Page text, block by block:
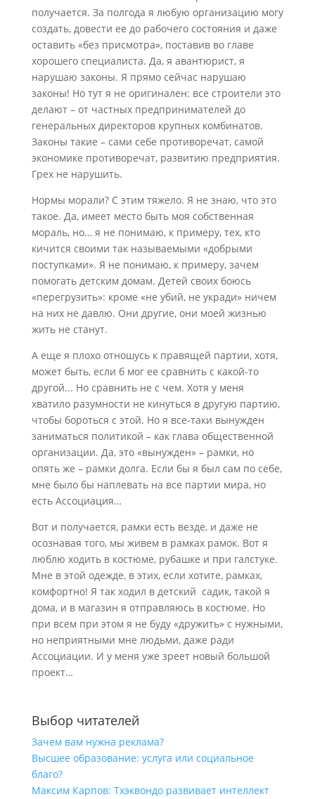
получается. За полгода я любую организацию могу
создать, довести ее до рабочего состояния и даже
оставить «без присмотра», поставив во главе
хорошего специалиста. Да, я авантюрист, я
нарушаю законы. Я прямо сейчас нарушаю
законы! Но тут я не оригинален: все строители это
делают – от частных предпринимателей до
генеральных директоров крупных комбинатов.
Законы такие – сами себе противоречат, самой
экономике противоречат, развитию предприятия.
Грех не нарушить.
Нормы морали? С этим тяжело. Я не знаю, что это
такое. Да, имеет место быть моя собственная
мораль, но… я не понимаю, к примеру, тех, кто
кичится своими так называемыми «добрыми
поступками». Я не понимаю, к примеру, зачем
помогать детским домам. Детей своих боюсь
«перегрузить»: кроме «не убий, не укради» ничем
на них не давлю. Они другие, они моей жизнью
жить не станут.
А еще я плохо отношусь к правящей партии, хотя,
может быть, если б мог ее сравнить с какой-то
другой... Но сравнить не с чем. Хотя у меня
хватило разумности не кинуться в другую партию,
чтобы бороться с этой. Но я все-таки вынужден
заниматься политикой – как глава общественной
организации. Да, это «вынужден» – рамки, но
опять же – рамки долга. Если бы я был сам по себе,
мне было бы наплевать на все партии мира, но
есть Ассоциация…
Вот и получается, рамки есть везде, и даже не
осознавая того, мы живем в рамках рамок. Вот я
люблю ходить в костюме, рубашке и при галстуке.
Мне в этой одежде, в этих, если хотите, рамках,
комфортно! Я так ходил в детский садик, такой я
дома, и в магазин я отправляюсь в костюме. Но
при всем при этом я не буду «дружить» с нужными,
но неприятными мне людьми, даже ради
Ассоциации. И у меня уже зреет новый большой
проект…
Выбор читателей
Зачем вам нужна реклама?
Высшее образование: услуга или социальное
благо?
Максим Карпов: Тхэквондо развивает интеллект